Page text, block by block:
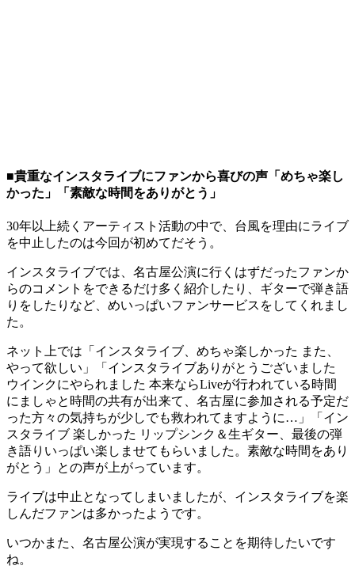
■貴重なインスタライブにファンから喜びの声「めちゃ楽し
かった」「素敵な時間をありがとう」
30年以上続くアーティスト活動の中で、台風を理由にライブ
を中止したのは今回が初めてだそう。
インスタライブでは、名古屋公演に行くはずだったファンか
らのコメントをできるだけ多く紹介したり、ギターで弾き語
りをしたりなど、めいっぱいファンサービスをしてくれまし
た。
ネット上では「インスタライブ、めちゃ楽しかった また、
やって欲しい」「インスタライブありがとうございました
ウインクにやられました 本来ならLiveが行われている時間
にましゃと時間の共有が出来て、名古屋に参加される予定だ
った方々の気持ちが少しでも救われてますように…」「イン
スタライブ 楽しかった リップシンク＆生ギター、最後の弾
き語りいっぱい楽しませてもらいました。素敵な時間をあり
がとう」との声が上がっています。
ライブは中止となってしまいましたが、インスタライブを楽
しんだファンは多かったようです。
いつかまた、名古屋公演が実現することを期待したいです
ね。